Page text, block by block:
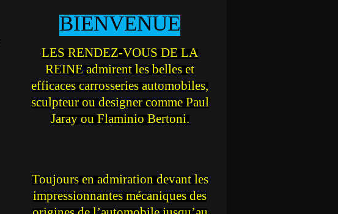
BIENVENUE
LES RENDEZ-VOUS DE LA
REINE admirent les belles et
efficaces carrosseries automobiles,
sculpteur ou designer comme Paul
Jaray ou Flaminio Bertoni.
Toujours en admiration devant les
impressionnantes mécaniques des